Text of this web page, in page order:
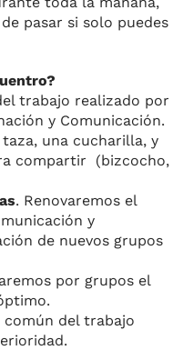
pasar si solo puedes
trabajo realizado por
y Comunicación.
una cucharilla, y
compartir (bizcocho,
. Renovaremos el
y
de nuevos grupos
por grupos el
común del trabajo